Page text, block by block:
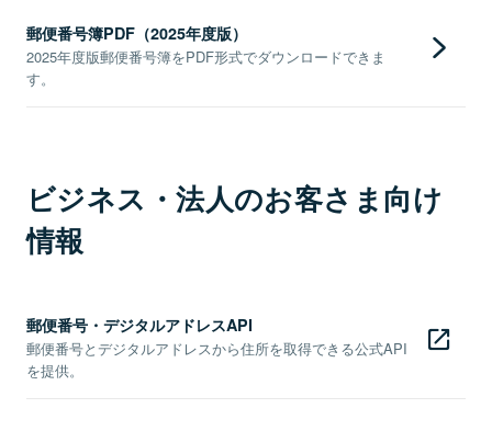
郵便番号簿PDF（2025年度版）
2025年度版郵便番号簿をPDF形式でダウンロードできま
す。
ビジネス・法人のお客さま向け
情報
郵便番号・デジタルアドレスAPI
郵便番号とデジタルアドレスから住所を取得できる公式API
を提供。